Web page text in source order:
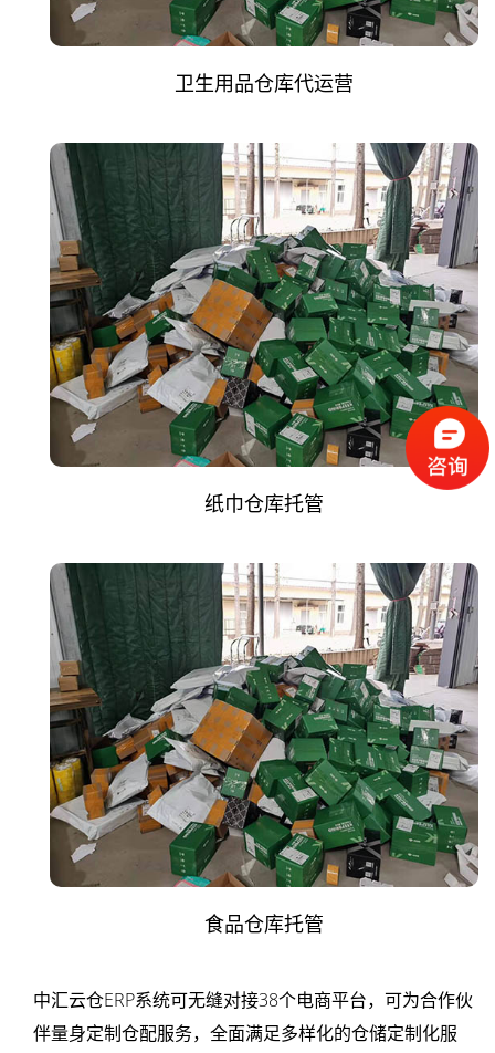
卫生用品仓库代运营
纸巾仓库托管
食品仓库托管
中汇云仓ERP系统可无缝对接38个电商平台，可为合作伙
伴量身定制仓配服务，全面满足多样化的仓储定制化服